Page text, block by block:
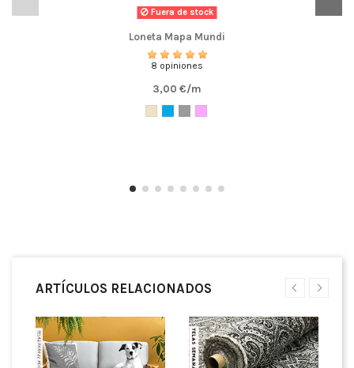
Fuera de stock
Loneta Mapa Mundi
8 opiniones
3,00 €/m
ARTÍCULOS RELACIONADOS